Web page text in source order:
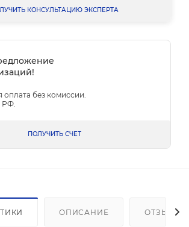
КОНСУЛЬТАЦИЮ ЭКСПЕРТА
оплата без комиссии.
РФ.
ПОЛУЧИТЬ СЧЕТ
ОПИСАНИЕ ОТЗЫВЫ